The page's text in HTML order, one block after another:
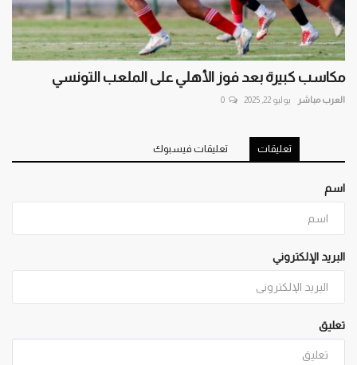
مكاسب كبيرة بعد فوز الأهلي على الملعب التونسي
العرب مباشر يوليو 22, 2025 0
تعليقات تعليقات فيسبوك
اسم
البريد الإلكتروني
تعليق